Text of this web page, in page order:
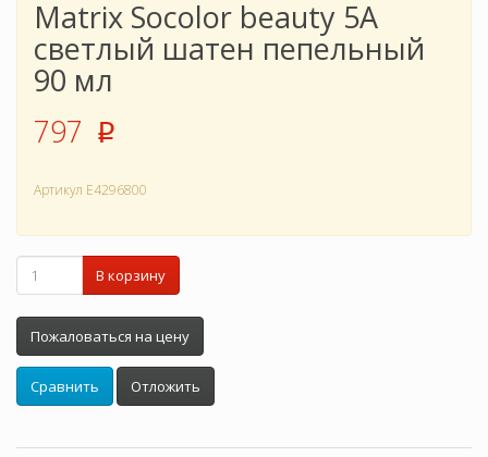
Matrix Socolor beauty 5A
светлый шатен пепельный
90 мл
797 p
Артикул E4296800
В корзину
Пожаловаться на цену
Сравнить Отложить